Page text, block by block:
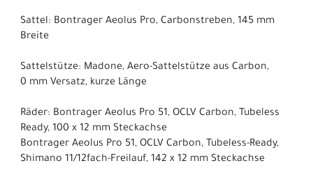
Sattel: Bontrager Aeolus Pro, Carbonstreben, 145 mm
Breite
Sattelstütze: Madone, Aero-Sattelstütze aus Carbon,
0 mm Versatz, kurze Länge
Räder: Bontrager Aeolus Pro 51, OCLV Carbon, Tubeless
Ready, 100 x 12 mm Steckachse
Bontrager Aeolus Pro 51, OCLV Carbon, Tubeless-Ready,
Shimano 11/12fach-Freilauf, 142 x 12 mm Steckachse